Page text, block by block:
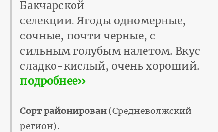
Бакчарской
селекции. Ягоды одномерные,
сочные, почти черные, с
сильным голубым налетом. Вкус
сладко-кислый, очень хороший.
подробнее››
Сорт районирован(Средневолжский
регион).